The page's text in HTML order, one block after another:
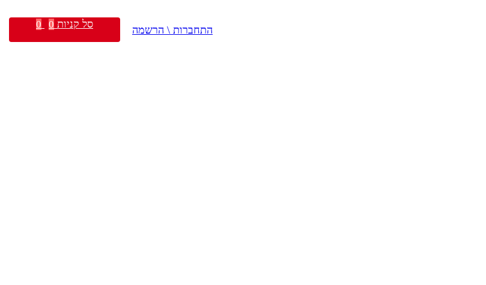
התחברות \ הרשמה סל קניות 0
0